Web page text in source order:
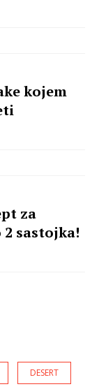
kojem
za
2 sastojka!
DESERT